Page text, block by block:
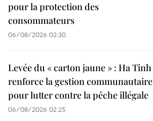
pour la protection des
consommateurs
06/08/2026 02:30
Levée du « carton jaune » : Ha Tinh
renforce la gestion communautaire
pour lutter contre la pêche illégale
06/08/2026 02:25